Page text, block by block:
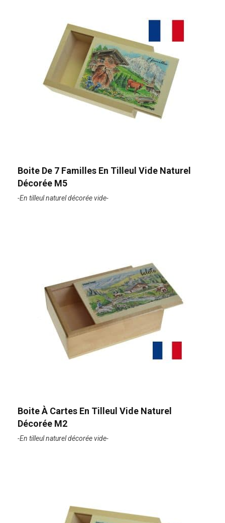
Boite De 7 Familles En Tilleul Vide Naturel
Décorée M5
-En tilleul naturel décorée vide-
Boite À Cartes En Tilleul Vide Naturel
Décorée M2
-En tilleul naturel décorée vide-